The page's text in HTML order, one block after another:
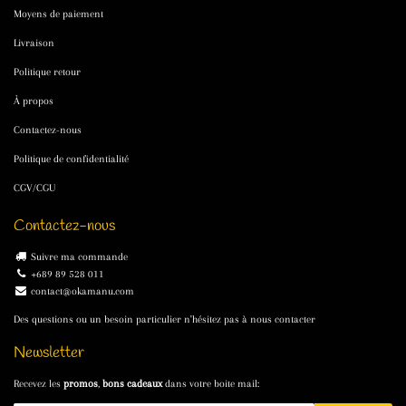
Moyens de paiement
Livraison
Politique retour
À propos
Contactez-nous
Politique de confidentialité
CGV/CGU
Contactez-nous
Suivre ma commande
+689 89 528 011
contact@okamanu.com
Des questions ou un besoin particulier n'hésitez pas à nous contacter
Newsletter
Recevez les promos bons cadeauxdans votre boite mail: